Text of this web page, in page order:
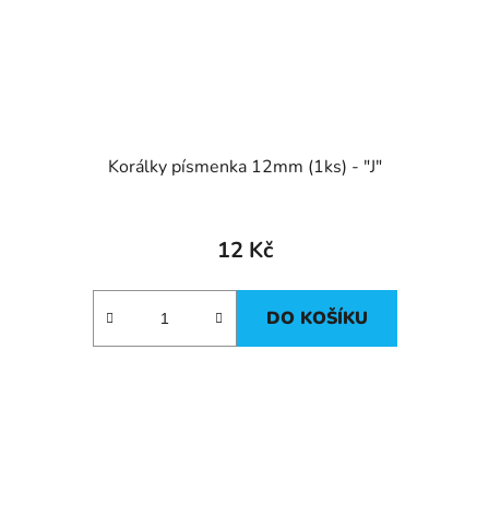
Korálky písmenka 12mm (1ks) - "J"
12 Kč
DO KOŠÍKU